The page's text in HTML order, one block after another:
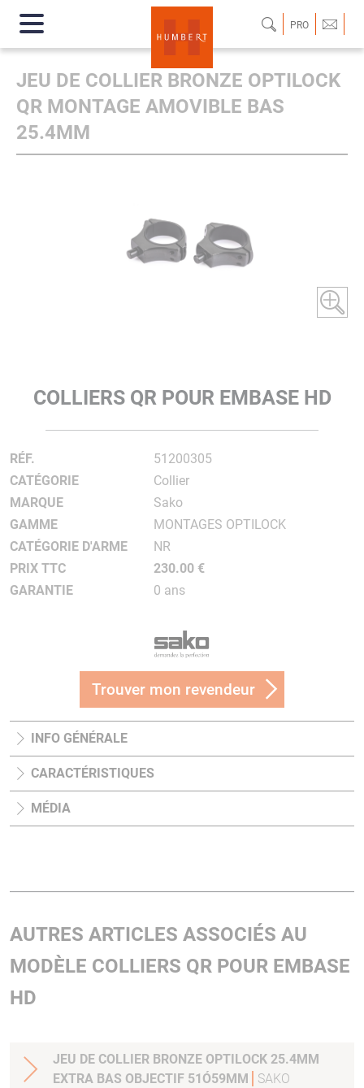
PRO
JEU DE COLLIER BRONZE OPTILOCK
QR MONTAGE AMOVIBLE BAS
25.4MM
COLLIERS QR POUR EMBASE HD
RÉF.
51200305
CATÉGORIE
Collier
MARQUE
Sako
GAMME
MONTAGES OPTILOCK
CATÉGORIE D'ARME
NR
PRIX TTC
230.00 €
GARANTIE
0 ans
Trouver mon revendeur
INFO GÉNÉRALE
CARACTÉRISTIQUES
MÉDIA
AUTRES ARTICLES ASSOCIÉS AU
MODÈLE COLLIERS QR POUR EMBASE
HD
JEU DE COLLIER BRONZE OPTILOCK 25.4MM
EXTRA BAS OBJECTIF 51Ó59MM
SAKO